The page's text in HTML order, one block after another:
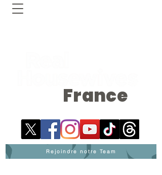
France
Rejoindre notre Team